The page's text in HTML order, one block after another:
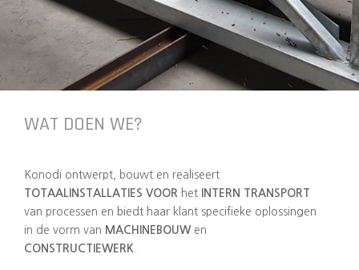
WAT DOEN WE?
Konodi ontwerpt, bouwt en realiseert
TOTAALINSTALLATIES VOOR het
INTERN TRANSPORT
van processen en biedt haar klant specifieke oplossingen
in de vorm van MACHINEBOUW en
CONSTRUCTIEWERK